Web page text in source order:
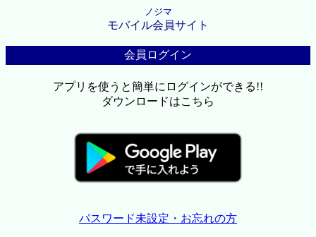
ノジマ
モバイル会員サイト
会員ログイン
アプリを使うと簡単にログインができる!!
ダウンロードはこちら
パスワード未設定・お忘れの方